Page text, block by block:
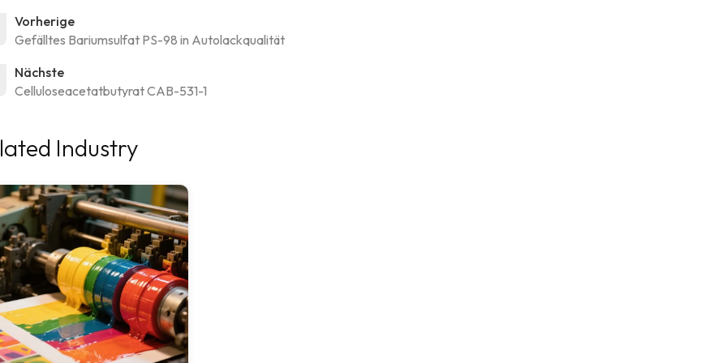
Vorherige
Gefälltes Bariumsulfat PS-98 in Autolackqualität
Nächste
Celluloseacetatbutyrat CAB-531-1
Industry